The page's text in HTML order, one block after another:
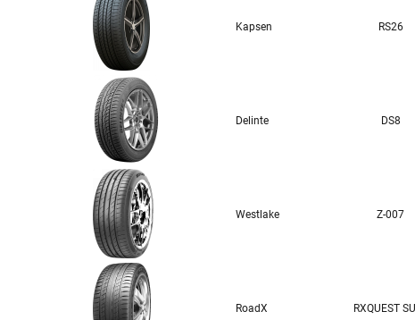
Kapsen RS26
Delinte DS8
Westlake Z-007
RoadX RXQUEST